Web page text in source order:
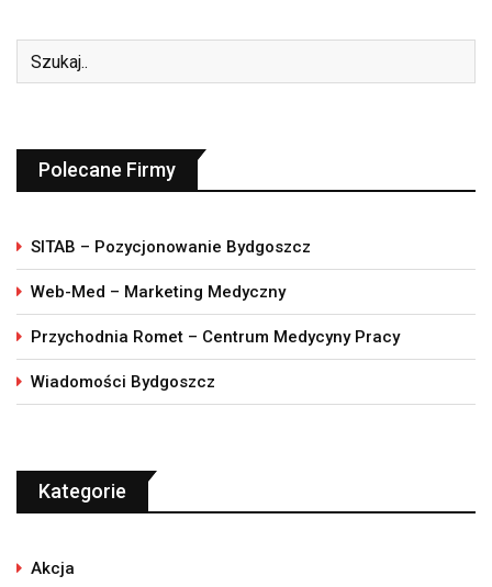
Polecane Firmy
SITAB – Pozycjonowanie Bydgoszcz
Web-Med – Marketing Medyczny
Przychodnia Romet – Centrum Medycyny Pracy
Wiadomości Bydgoszcz
Kategorie
Akcja